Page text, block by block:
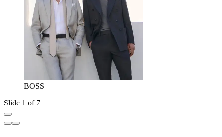
BOSS
Slide 1 of 7